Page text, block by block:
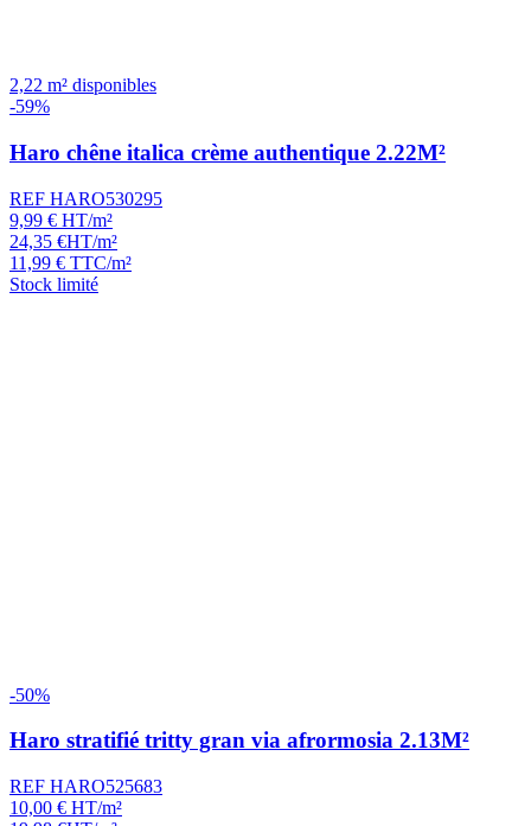
2,22 m² disponibles
-59%
Haro chêne italica crème authentique 2.22M²
REF HARO530295
9,99 € HT/m²
24,35 €HT/m²
11,99 € TTC/m²
Stock limité
-50%
Haro stratifié tritty gran via afrormosia 2.13M²
REF HARO525683
10,00 € HT/m²